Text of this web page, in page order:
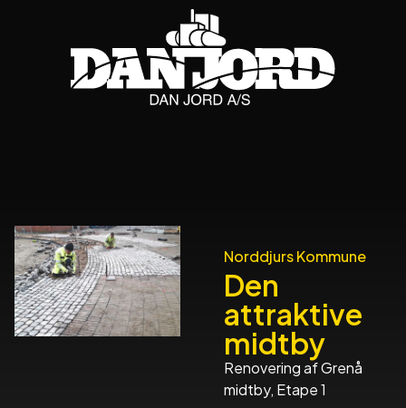
Norddjurs Kommune
Den
attraktive
midtby
Renovering af Grenå
midtby, Etape 1